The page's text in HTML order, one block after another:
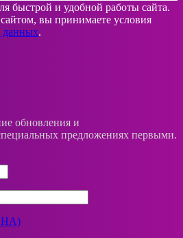
быстрой и удобной работы сайта.
вы принимаете условия
данных.
обновления и
предложениях первыми.